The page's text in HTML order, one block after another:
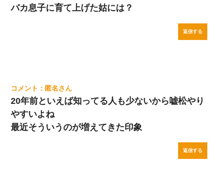
バカ息子に育て上げた姑には？
返信する
匿名
20年前といえば知ってる人も少ないから嘘松やり
やすいよね
最近そういうのが増えてきた印象
返信する